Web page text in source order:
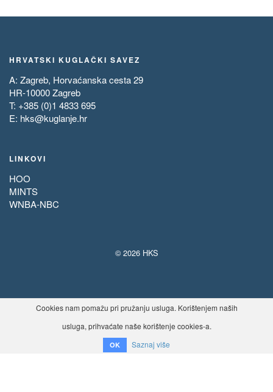
HRVATSKI KUGLAČKI SAVEZ
A: Zagreb, Horvaćanska cesta 29
HR-10000 Zagreb
T: +385 (0)1 4833 695
E: hks@kuglanje.hr
LINKOVI
HOO
MINTS
WNBA-NBC
© 2026 HKS
Cookies nam pomažu pri pružanju usluga. Korištenjem naših
usluga, prihvaćate naše korištenje cookies-a.
OK Saznaj više